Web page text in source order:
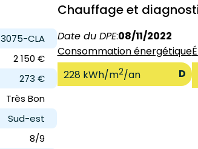
3075-CLA
2 150 €
273 €
Très Bon
Sud-est
8/9
Chauffage et
Date du DPE:08/11/2022
Consommation énergétique
228 kWh/m2/an D